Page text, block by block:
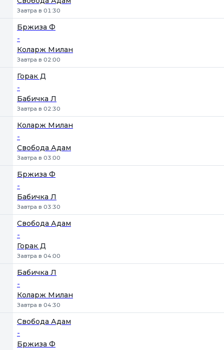
Завтра в 01:30
Бржиза Ф
-
Коларж Милан
Завтра в 02:00
Горак Д
-
Бабичка Л
Завтра в 02:30
Коларж Милан
-
Свобода Адам
Завтра в 03:00
Бржиза Ф
-
Бабичка Л
Завтра в 03:30
Свобода Адам
-
Горак Д
Завтра в 04:00
Бабичка Л
-
Коларж Милан
Завтра в 04:30
Свобода Адам
-
Бржиза Ф